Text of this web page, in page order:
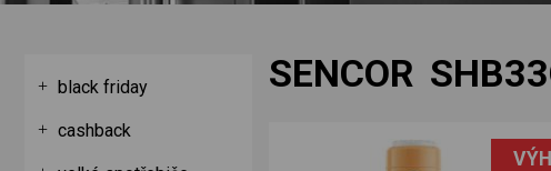
SENCOR
black friday
cashback